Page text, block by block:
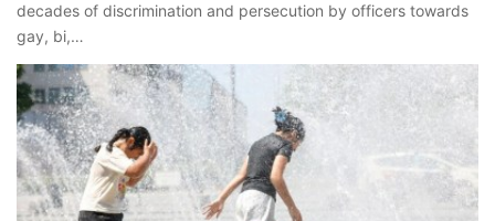
decades of discrimination and persecution by officers towards
gay, bi,…